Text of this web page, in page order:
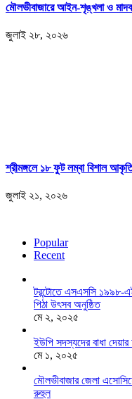
মৌলভীবাজারে আইন-শৃঙ্খলা ও মাদক
জুলাই ২৮, ২০২৬
শ্রীমঙ্গলে ১৮ ফুট লম্বা বিশাল
জুলাই ২১, ২০২৬
Popular
Recent
টরন্টোতে এসএসসি ১৯৯৮-
পিঠা উৎসব অনুষ্ঠিত
মে ২, ২০২৫
ইউপি সদস্যদের বাধা
মে ১, ২০২৫
মৌলভীবাজার জেলা
রুহুল